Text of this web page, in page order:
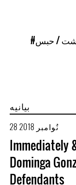
/ حبس
بیانیه
28 نُوامبر 2018
Immediately
Dominga
Defendants